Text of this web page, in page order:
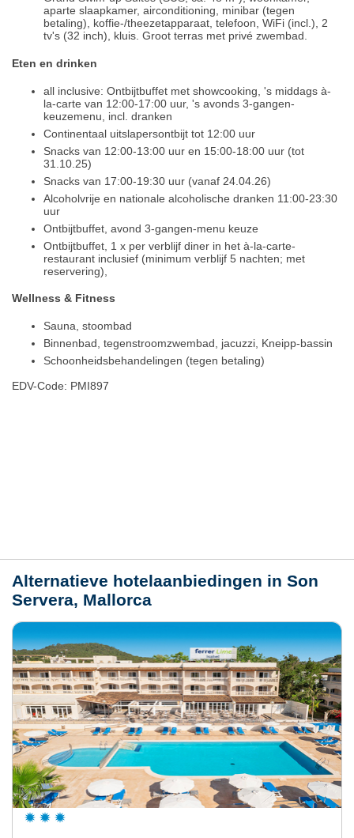
aparte slaapkamer, airconditioning, minibar (tegen
betaling), koffie-/theezetapparaat, telefoon, WiFi (incl.), 2
tv's (32 inch), kluis. Groot terras met privé zwembad.
Eten en drinken
all inclusive: Ontbijtbuffet met showcooking, 's middags à-
la-carte van 12:00-17:00 uur, 's avonds 3-gangen-
keuzemenu, incl. dranken
Continentaal uitslapersontbijt tot 12:00 uur
Snacks van 12:00-13:00 uur en 15:00-18:00 uur (tot
31.10.25)
Snacks van 17:00-19:30 uur (vanaf 24.04.26)
Alcoholvrije en nationale alcoholische dranken 11:00-23:30
uur
Ontbijtbuffet, avond 3-gangen-menu keuze
Ontbijtbuffet, 1 x per verblijf diner in het à-la-carte-
restaurant inclusief (minimum verblijf 5 nachten; met
reservering),
Wellness & Fitness
Sauna, stoombad
Binnenbad, tegenstroomzwembad, jacuzzi, Kneipp-bassin
Schoonheidsbehandelingen (tegen betaling)
EDV-Code: PMI897
Alternatieve hotelaanbiedingen in Son
Servera, Mallorca